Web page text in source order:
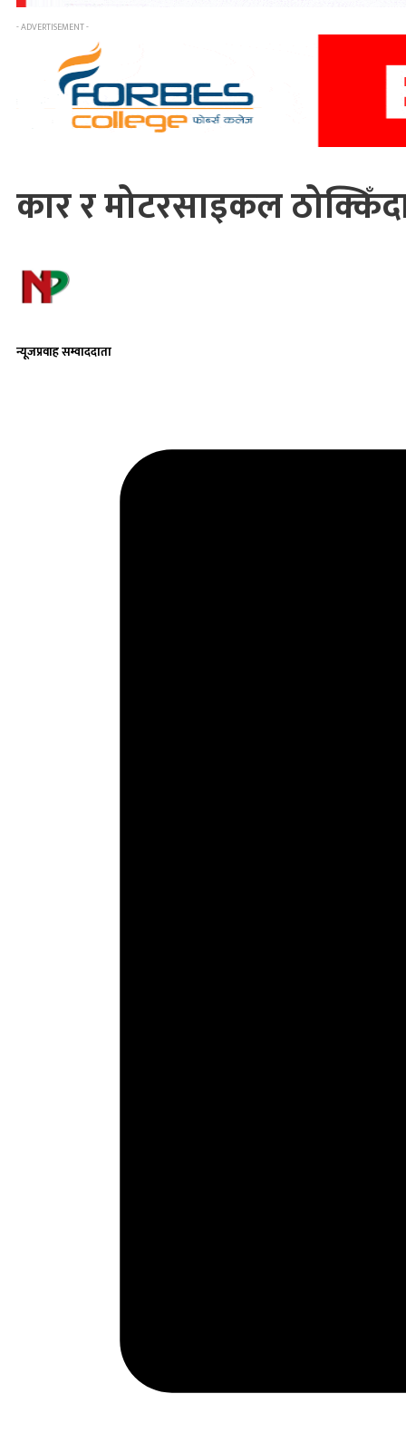
- ADVERTISEMENT -
कार र मोटरसाइकल
न्यूजप्रवाह सम्वाददाता